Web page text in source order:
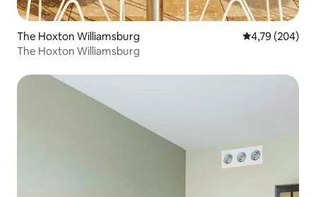
The Hoxton Williamsburg 4,79 de uma
4,79 (204)
The Hoxton Williamsburg